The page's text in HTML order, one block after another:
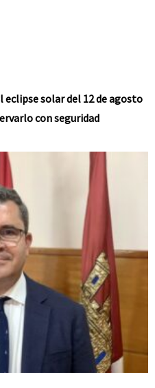
eclipse solar del 12 de agosto
con seguridad